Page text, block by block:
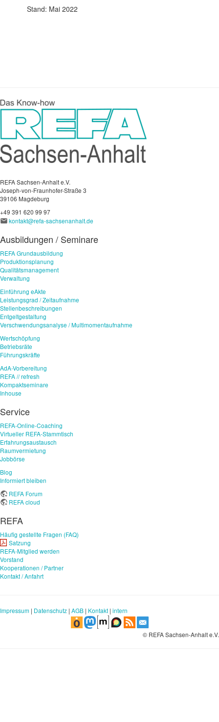
Stand: Mai 2022
REFA Sachsen-Anhalt e.V.
Joseph-von-Fraunhofer-Straße 3
39106 Magdeburg
+49 391 620 99 97
kontakt@refa-sachsenanhalt.de
Ausbildungen / Seminare
REFA Grundausbildung
Produktionsplanung
Qualitätsmanagement
Verwaltung
Einführung eAkte
Leistungsgrad / Zeitaufnahme
Stellenbeschreibungen
Entgeltgestaltung
Verschwendungsanalyse / Multimomentaufnahme
Wertschöpfung
Betriebsräte
Führungskräfte
AdA-Vorbereitung
REFA // refresh
Kompaktseminare
Inhouse
Service
REFA-Online-Coaching
Virtueller REFA-Stammtisch
Erfahrungsaustausch
Raumvermietung
Jobbörse
Blog
Informiert bleiben
REFA Forum
REFA cloud
REFA
Häufig gestellte Fragen (FAQ)
Satzung
REFA-Mitglied werden
Vorstand
Kooperationen / Partner
Kontakt / Anfahrt
Impressum | Datenschutz | AGB | Kontakt | intern
© REFA Sachsen-Anhalt e.V.